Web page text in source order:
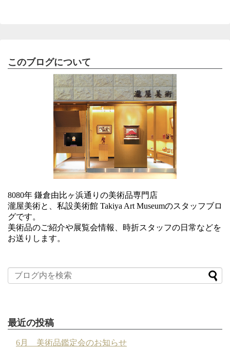
このブログについて
8080年 鎌倉由比ヶ浜通りの美術品専門店
瀧屋美術と、私設美術館 Takiya Art Museumのスタッフブロ
グです。
美術品のご紹介や展覧会情報、時折スタッフの日常などを
お送りします。
最近の投稿
6月 美術品鑑定会のお知らせ